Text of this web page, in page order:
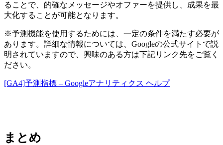
ることで、的確なメッセージやオファーを提供し、成果を最
大化することが可能となります。
※予測機能を使用するためには、一定の条件を満たす必要が
あります。詳細な情報については、Googleの公式サイトで説
明されていますので、興味のある方は下記リンク先をご覧く
ださい。
[GA4]予測指標 – Googleアナリティクス ヘルプ
まとめ